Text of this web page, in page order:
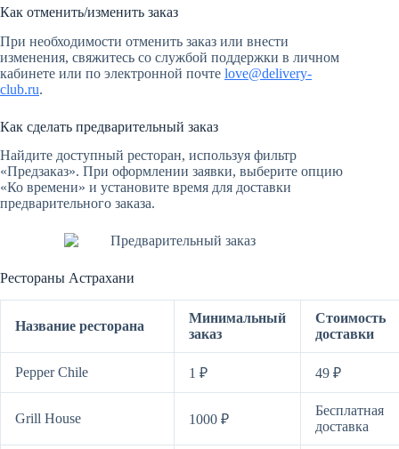
Как отменить/изменить заказ
При необходимости отменить заказ или внести
изменения, свяжитесь со службой поддержки в личном
кабинете или по электронной почте love@delivery-
club.ru.
Как сделать предварительный заказ
Найдите доступный ресторан, используя фильтр
«Предзаказ». При оформлении заявки, выберите опцию
«Ко времени» и установите время для доставки
предварительного заказа.
Рестораны Астрахани
Название ресторана
Минимальный
заказ
Стоимость
доставки
Pepper Chile 1 ₽ 49 ₽
Grill House 1000 ₽
Бесплатная
доставка